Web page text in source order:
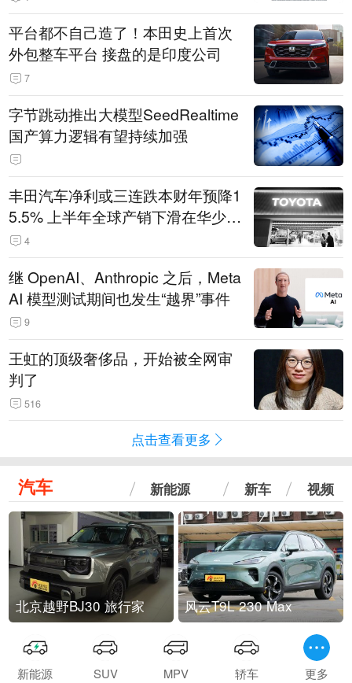
平台都不自己造了！本田史上首次
外包整车平台 接盘的是印度公司
7
字节跳动推出大模型SeedRealtime
国产算力逻辑有望持续加强
丰田汽车净利或三连跌本财年预降1
5.5% 上半年全球产销下滑在华少卖
14.3万辆
4
继 OpenAI、Anthropic 之后，Meta
AI 模型测试期间也发生“越界”事件
9
王虹的顶级奢侈品，开始被全网审
判了
516
点击查看更多
汽车 新能源 新车 视频
北京越野BJ30 旅行家 风云T9L 230 Max
新能源 SUV MPV 轿车 更多